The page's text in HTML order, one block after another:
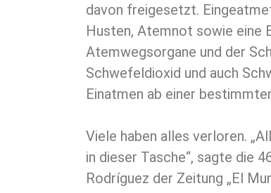
davon freigesetzt.
Husten, Atemnot sowie eine
Atemwegsorgane und der
Schwefeldioxid und auch
Einatmen ab einer
Viele haben alles verloren.
in dieser Tasche“, sagte die
Rodríguez der Zeitung „El